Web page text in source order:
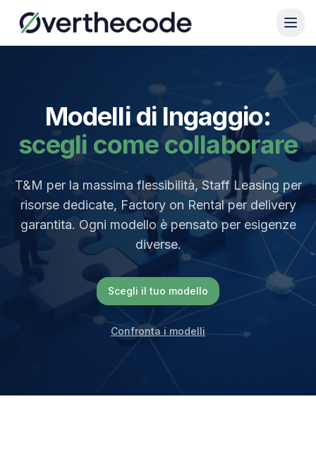
Modelli di Ingaggio:
scegli come collaborare
T&M per la massima flessibilità, Staff Leasing per
risorse dedicate, Factory on Rental per delivery
garantita. Ogni modello è pensato per esigenze
diverse.
Scegli il tuo modello
Confronta i modelli